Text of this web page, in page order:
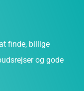
finde, billige
og gode